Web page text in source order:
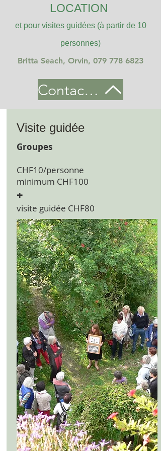
LOCATION
et pour visites guidées (à partir de 10
personnes)
Britta Seach, Orvin, 079 778 6823
Contact Location Maison Robert Orvin
Visite guidée
Groupes
CHF10/personne
minimum CHF100
+
visite guidée CHF80